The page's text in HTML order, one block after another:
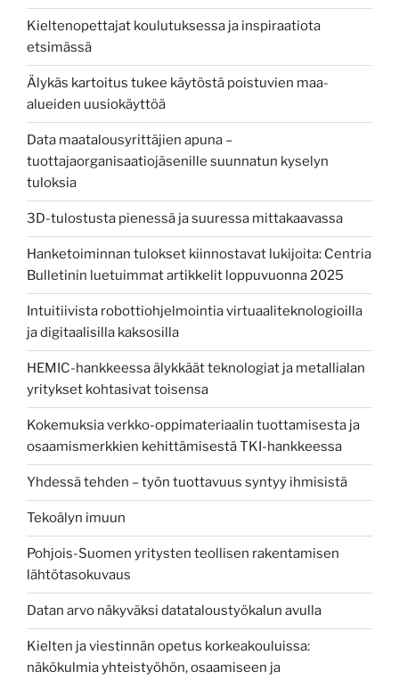
Kieltenopettajat koulutuksessa ja inspiraatiota
etsimässä
Älykäs kartoitus tukee käytöstä poistuvien maa-
alueiden uusiokäyttöä
Data maatalousyrittäjien apuna –
tuottajaorganisaatiojäsenille suunnatun kyselyn
tuloksia
3D-tulostusta pienessä ja suuressa mittakaavassa
Hanketoiminnan tulokset kiinnostavat lukijoita: Centria
Bulletinin luetuimmat artikkelit loppuvuonna 2025
Intuitiivista robottiohjelmointia virtuaaliteknologioilla
ja digitaalisilla kaksosilla
HEMIC-hankkeessa älykkäät teknologiat ja metallialan
yritykset kohtasivat toisensa
Kokemuksia verkko-oppimateriaalin tuottamisesta ja
osaamismerkkien kehittämisestä TKI-hankkeessa
Yhdessä tehden – työn tuottavuus syntyy ihmisistä
Tekoälyn imuun
Pohjois-Suomen yritysten teollisen rakentamisen
lähtötasokuvaus
Datan arvo näkyväksi datataloustyökalun avulla
Kielten ja viestinnän opetus korkeakouluissa:
näkökulmia yhteistyöhön, osaamiseen ja